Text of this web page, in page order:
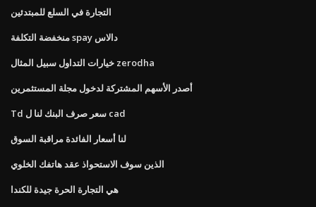
التجارة في السلع للمبتدئين
منخفضة التكلفة spay دالاس
خيارات التداول سبيل المثال zerodha
أصدر الأسهم المشتركة لدخول مجلة المستثمرين
Td سعر صرف البنك لنا ل cad
لنا أسعار الفائدة مراقبة السوق
الذين سوف الاستحواذ عقد هاتفك الخلوي
هي التجارة الحرة جيدة للكندا